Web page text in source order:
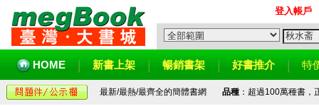
登入帳戶
HOME 新書上架 暢銷書架 好書推介 特
最新/最熱/最齊全的簡體書網 品種：超過100萬種書，